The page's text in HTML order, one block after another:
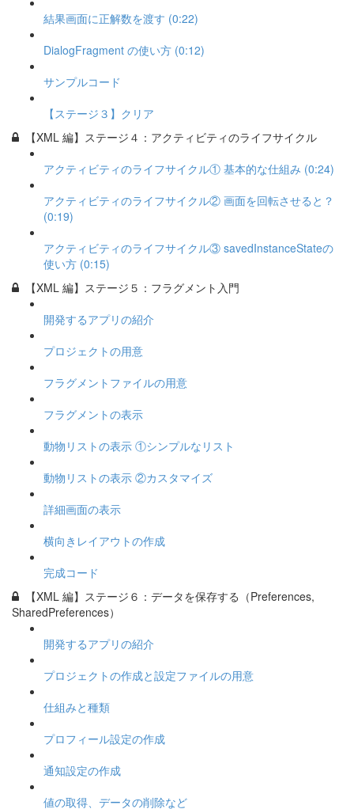
結果画面に正解数を渡す (0:22)
DialogFragment の使い方 (0:12)
サンプルコード
【ステージ３】クリア
【XML 編】ステージ４：アクティビティのライフサイクル
アクティビティのライフサイクル① 基本的な仕組み (0:24)
アクティビティのライフサイクル② 画面を回転させると？
(0:19)
アクティビティのライフサイクル③ savedInstanceStateの
使い方 (0:15)
【XML 編】ステージ５：フラグメント入門
開発するアプリの紹介
プロジェクトの用意
フラグメントファイルの用意
フラグメントの表示
動物リストの表示 ①シンプルなリスト
動物リストの表示 ②カスタマイズ
詳細画面の表示
横向きレイアウトの作成
完成コード
【XML 編】ステージ６：データを保存する（Preferences,
SharedPreferences）
開発するアプリの紹介
プロジェクトの作成と設定ファイルの用意
仕組みと種類
プロフィール設定の作成
通知設定の作成
値の取得、データの削除など